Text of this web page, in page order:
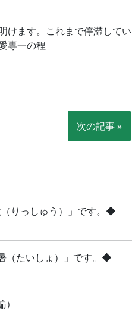
ます。これまで停滞して
専一の程
次の記事 »
りっしゅう）」です。◆
（たいしょ）」です。◆